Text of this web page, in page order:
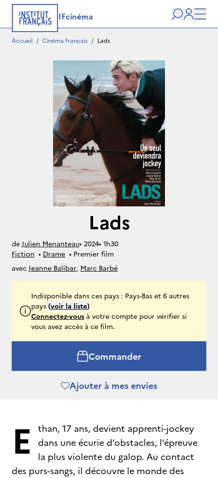
IFcinéma
user
Accueil / Cinéma français / Lads
Lads
de Julien Menanteau• 2024• 1h30
Fiction • Drame • Premier film
avec Jeanne Balibar, Marc Barbé
Indisponible dans ces pays : Pays-Bas et 6 autres
pays (voir la liste)
Connectez-vous à votre compte pour vérifier si
vous avez accès à ce film.
Commander
Ajouter à mes envies
E
than, 17 ans, devient apprenti-jockey
dans une écurie d’obstacles, l’épreuve
la plus violente du galop. Au contact
des purs-sangs, il découvre le monde des